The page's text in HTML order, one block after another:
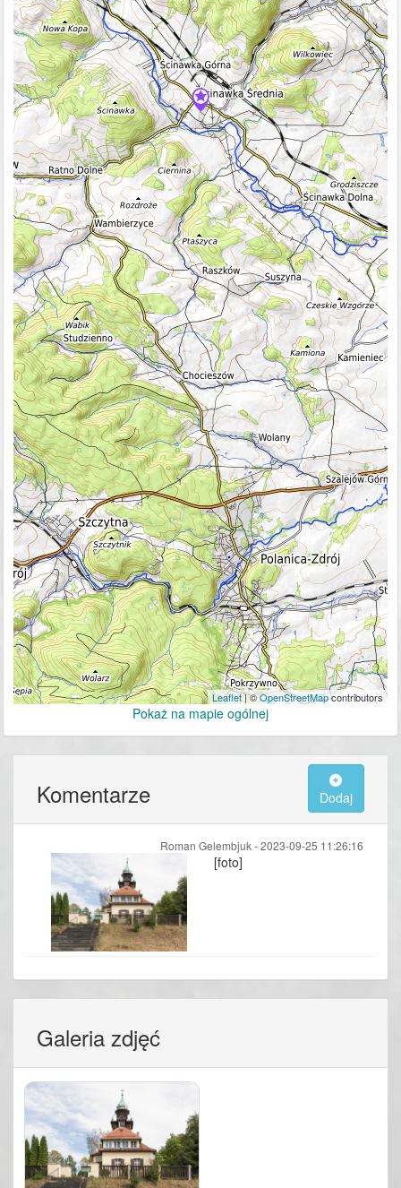
Leaflet| ©OpenStreetMapcontributors
Pokaż na mapie ogólnej
Komentarze Dodaj
Roman Gelembjuk -2023-09-25 11:26:16
[foto]
Galeria zdjęć